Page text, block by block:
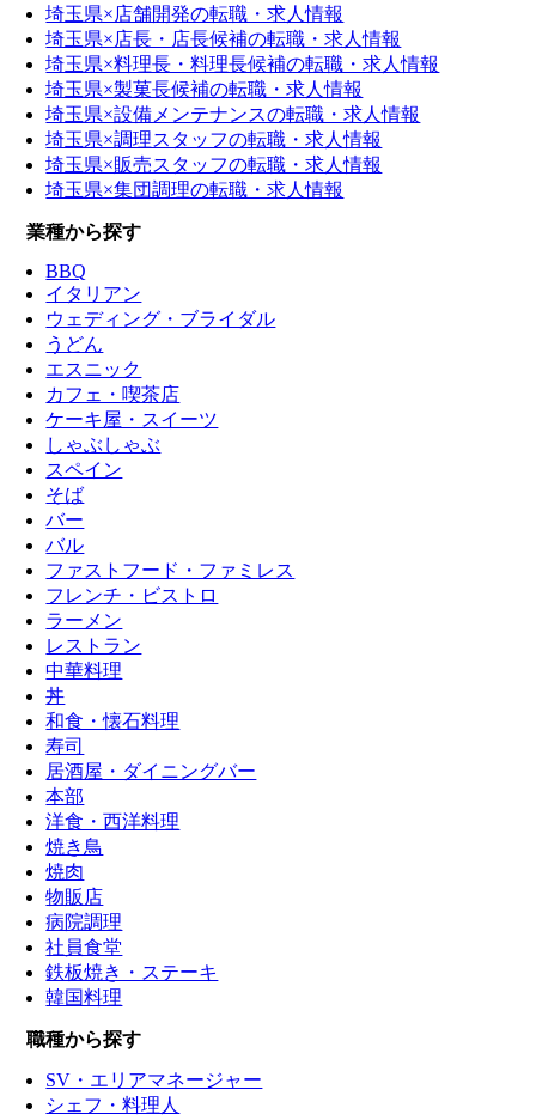
埼玉県×店舗開発の転職・求人情報
埼玉県×店長・店長候補の転職・求人情報
埼玉県×料理長・料理長候補の転職・求人情報
埼玉県×製菓長候補の転職・求人情報
埼玉県×設備メンテナンスの転職・求人情報
埼玉県×調理スタッフの転職・求人情報
埼玉県×販売スタッフの転職・求人情報
埼玉県×集団調理の転職・求人情報
業種から探す
BBQ
イタリアン
ウェディング・ブライダル
うどん
エスニック
カフェ・喫茶店
ケーキ屋・スイーツ
しゃぶしゃぶ
スペイン
そば
バー
バル
ファストフード・ファミレス
フレンチ・ビストロ
ラーメン
レストラン
中華料理
丼
和食・懐石料理
寿司
居酒屋・ダイニングバー
本部
洋食・西洋料理
焼き鳥
焼肉
物販店
病院調理
社員食堂
鉄板焼き・ステーキ
韓国料理
職種から探す
SV・エリアマネージャー
シェフ・料理人